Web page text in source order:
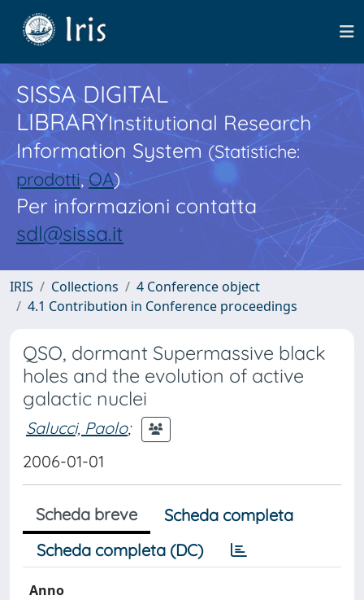
SISSA DIGITAL
LIBRARYInstitutional Research
Information System(Statistiche:
prodotti,OA)
Per informazioni contatta
sdl@sissa.it
IRIS Collections
4 Conference object
4.1 Contribution in Conference proceedings
QSO, dormant Supermassive black
holes and the evolution of active
galactic nuclei
Salucci, Paolo;
2006-01-01
Scheda breve
Scheda completa
Scheda completa (DC)
Anno